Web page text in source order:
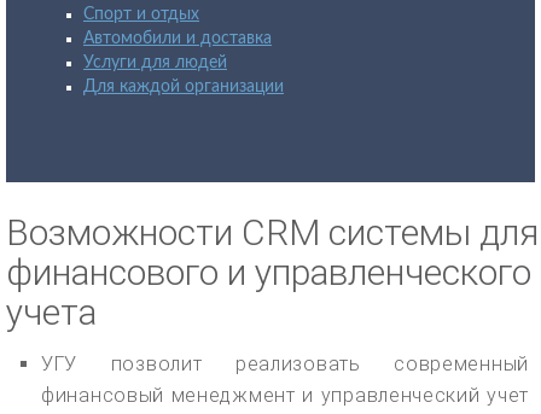
Спорт и отдых
Автомобили и доставка
Услуги для людей
Для каждой организации
Возможности CRM системы для
финансового и управленческого
учета
УГУ позволит реализовать современный
финансовый менеджмент и управленческий учет